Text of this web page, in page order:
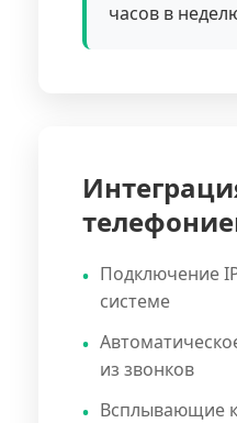
часов в
Подключение
системе
из звонков
Всплывающие